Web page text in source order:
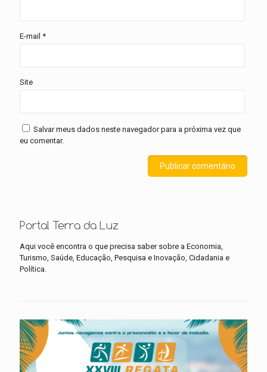
E-mail *
Site
Salvar meus dados neste navegador para a próxima vez que
eu comentar.
Portal Terra da Luz
Aqui você encontra o que precisa saber sobre a Economia,
Turismo, Saúde, Educação, Pesquisa e Inovação, Cidadania e
Política.